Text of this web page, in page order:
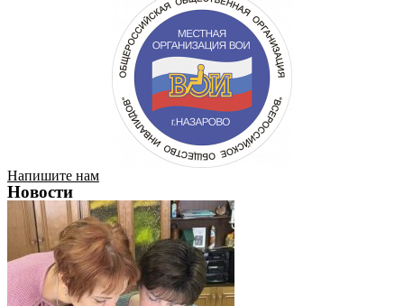
Напишите нам
Новости